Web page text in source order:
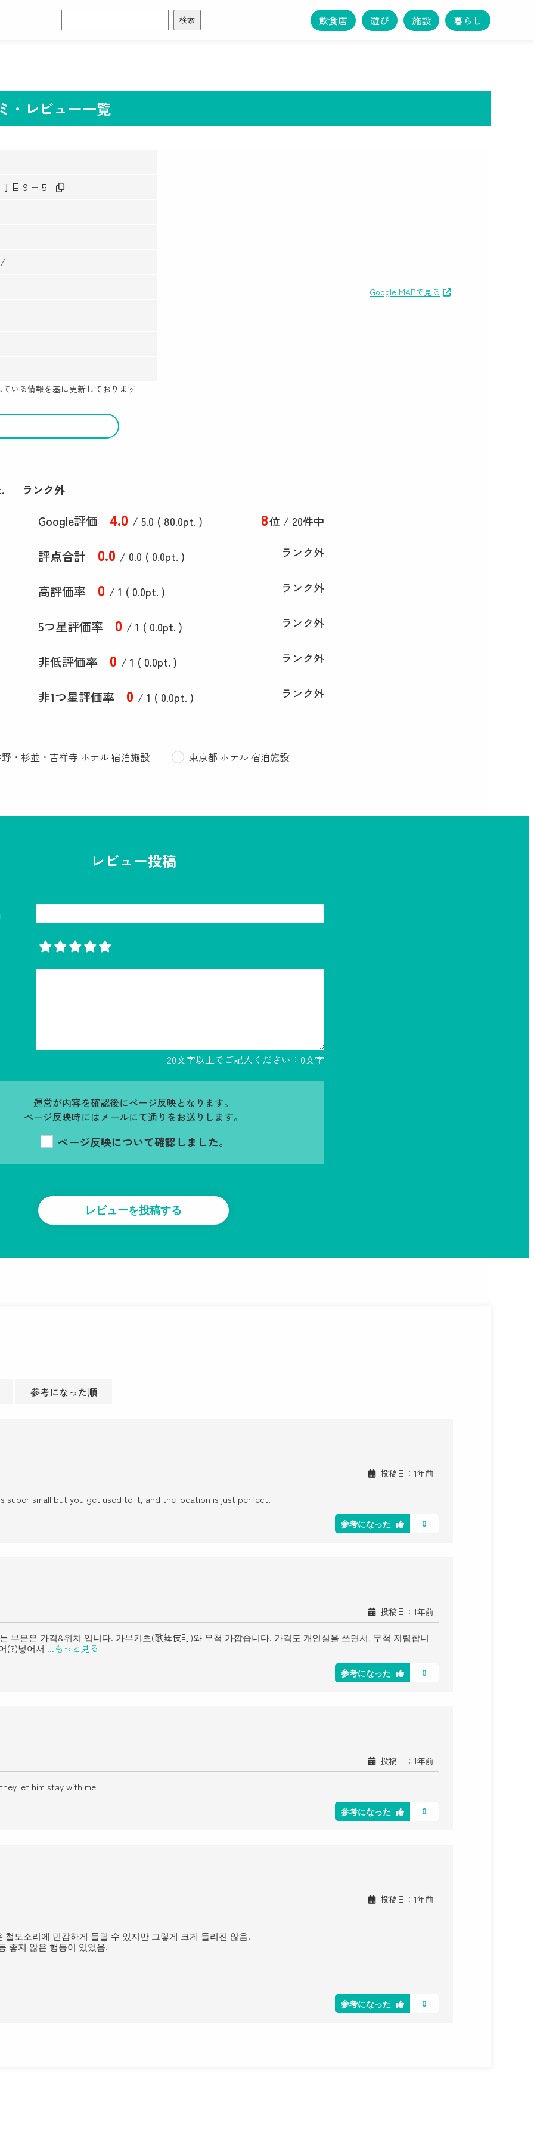
索:
飲食店 遊び 施設 暮らし
・レビュー一覧
丁目９−５
いる情報を基に更新しております
Google MAPで見る
ランク外
Google評価 4.0 / 5.0 ( 80.0pt. ) 8位 / 20件中
評点合計 0.0 / 0.0 ( 0.0pt. ) ランク外
高評価率 0 / 1 ( 0.0pt. ) ランク外
5つ星評価率 0 / 1 ( 0.0pt. ) ランク外
非低評価率 0 / 1 ( 0.0pt. ) ランク外
非1つ星評価率 0 / 1 ( 0.0pt. ) ランク外
・杉並・吉祥寺 ホテル 宿泊施設 東京都 ホテル 宿泊施設
レビュー投稿
20文字以上でご記入ください： 0文字
運営が内容を確認後にページ反映となります。
ページ反映時にはメールにて通りをお送りします。
ページ反映について確認しました。
参考になった順
投稿日：1年前
super small but you get used to it, and the location is just perfect.
参考になった 0
投稿日：1年前
부분은 가격&위치 입니다. 가부키초(歌舞伎町)와 무척 가깝습니다. 가격도 개인실을 쓰면서, 무척 저렴합니
(?)넣어서 ...もっと見る
参考になった 0
投稿日：1年前
let him stay with me
参考になった 0
投稿日：1年前
도소리에 민감하게 들릴 수 있지만 그렇게 크게 들리진 않음.
좋지 않은 행동이 있었음.
参考になった 0